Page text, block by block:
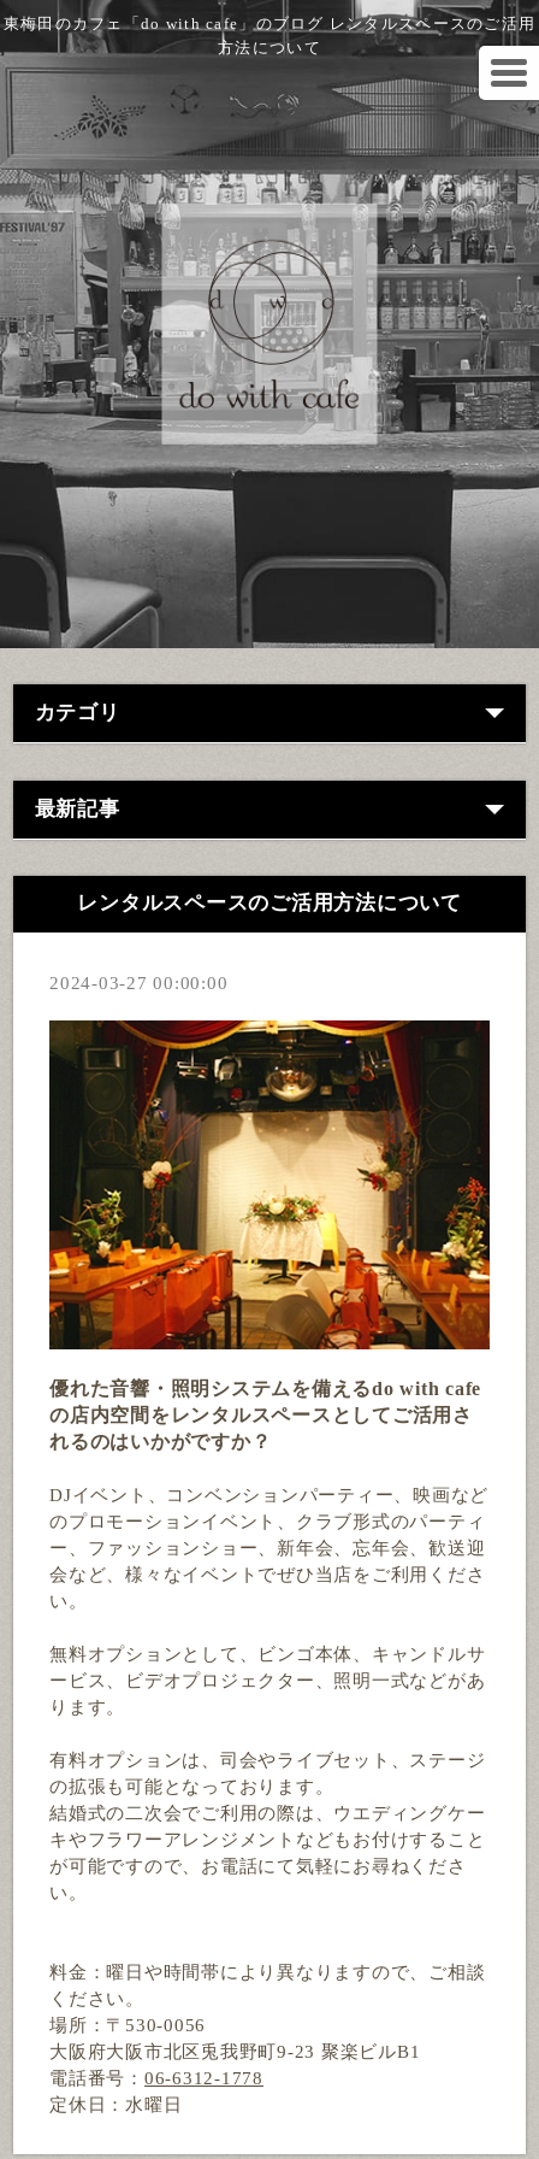
東梅田のカフェ「do with cafe」のブログ レンタルスペースのご活用
方法について
カテゴリ
最新記事
レンタルスペースのご活用方法について
2024-03-27 00:00:00
優れた音響・照明システムを備えるdo with cafe
の店内空間をレンタルスペースとしてご活用さ
れるのはいかがですか？
DJイベント、コンベンションパーティー、映画など
のプロモーションイベント、クラブ形式のパーティ
ー、ファッションショー、新年会、忘年会、歓送迎
会など、様々なイベントでぜひ当店をご利用くださ
い。
無料オプションとして、ビンゴ本体、キャンドルサ
ービス、ビデオプロジェクター、照明一式などがあ
ります。
有料オプションは、司会やライブセット、ステージ
の拡張も可能となっております。
結婚式の二次会でご利用の際は、ウエディングケー
キやフラワーアレンジメントなどもお付けすること
が可能ですので、お電話にて気軽にお尋ねくださ
い。
料金：曜日や時間帯により異なりますので、ご相談
ください。
場所：〒530-0056
大阪府大阪市北区兎我野町9-23 聚楽ビルB1
電話番号： 06-6312-1778
定休日：水曜日